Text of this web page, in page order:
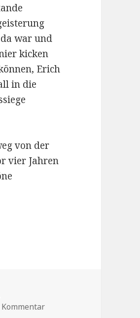
war und
kicken
Erich
in die
von der
vier Jahren
zu ¡Viva España!